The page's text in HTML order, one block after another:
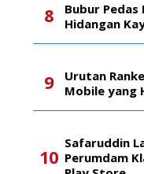
Bubur Pedas
Hidangan
Urutan
Mobile yang
Safaruddin
Perumdam